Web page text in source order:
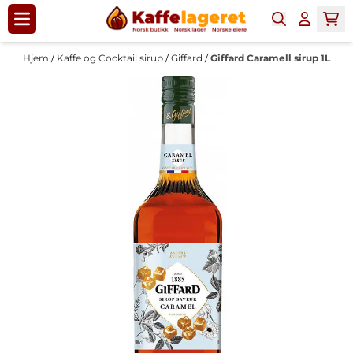
Hopp til innhold
Hjem / Kaffe og Cocktail sirup /Giffard /Giffard Caramell sirup 1L